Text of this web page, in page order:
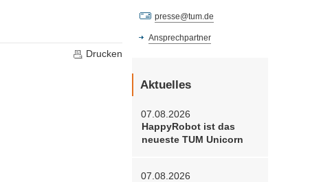
Drucken
presse@tum.de
Ansprechpartner
Aktuelles
07.08.2026
HappyRobot ist das
neueste TUM Unicorn
07.08.2026